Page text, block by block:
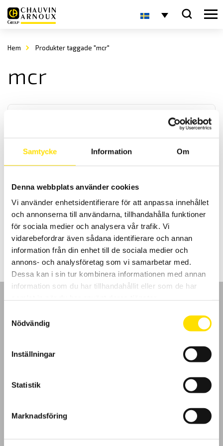
Samtycke Information Om
Denna webbplats använder cookies
Vi använder enhetsidentifierare för att anpassa innehållet
och annonserna till användarna, tillhandahålla funktioner
för sociala medier och analysera vår trafik. Vi
vidarebefordrar även sådana identifierare och annan
information från din enhet till de sociala medier och
annons- och analysföretag som vi samarbetar med.
Dessa kan i sin tur kombinera informationen med annan
information som du har tillhandahållit eller som de har
Nödvändig
Inställningar
Statistik
Marknadsföring
Hem Produkter taggade "mcr"
mcr
storlekarna 48 x 48, 96 x 48 samt 96 x 96mm. Med kraftfulla
prestanda samt enkel konfigurering, både med och utan pc.
595.00 kr –695.00krPrisintervall:
595.00 kr
695.00 kr
LÄS MER
Kundundersökning